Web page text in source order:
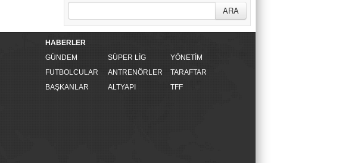
HABERLER
GÜNDEM
SÜPER LİG
YÖNETİM
FUTBOLCULAR
ANTRENÖRLER
TARAFTAR
BAŞKANLAR
ALTYAPI TFF